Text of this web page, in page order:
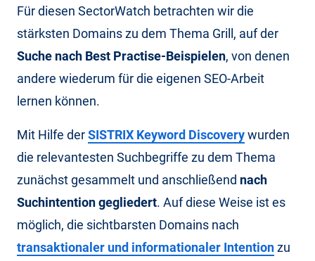
Für diesen SectorWatch betrachten wir die
stärksten Domains zu dem Thema Grill, auf der
Suche nach Best Practise-Beispielen, von denen
andere wiederum für die eigenen SEO-Arbeit
lernen können.
Mit Hilfe derSISTRIX Keyword Discoverywurden
die relevantesten Suchbegriffe zu dem Thema
zunächst gesammelt und anschließend nach
Suchintention gegliedert. Auf diese Weise ist es
möglich, die sichtbarsten Domains nach
transaktionaler und informationaler Intentionzu